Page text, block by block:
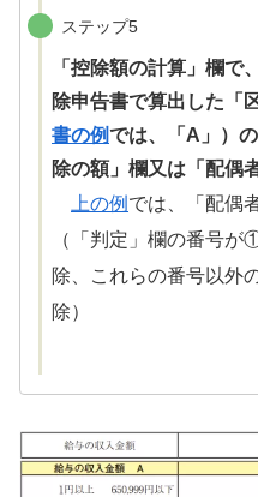
ステップ5
「控除額の計算」欄で
除申告書で算出した「
書の例では、「A」）
除の額」欄又は「配偶
上の例 では、「配偶
（
「判定」欄の番号が
除、これらの番号以外
除）